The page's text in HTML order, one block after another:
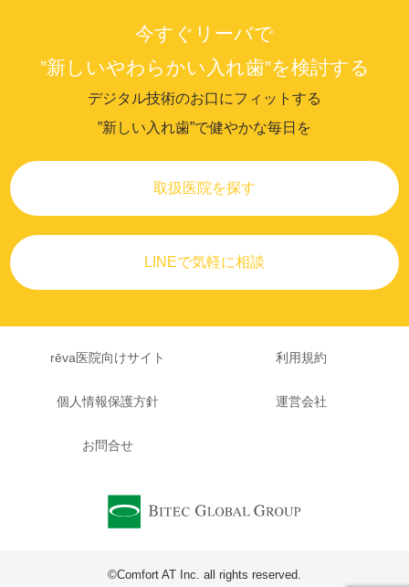
今すぐリーバで
”新しいやわらかい入れ歯”を検討する
デジタル技術のお口にフィットする
”新しい入れ歯”で健やかな毎日を
取扱医院を探す
LINEで気軽に相談
rēva医院向けサイト 利用規約
個人情報保護方針 運営会社
お問合せ
©Comfort AT Inc. all rights reserved.